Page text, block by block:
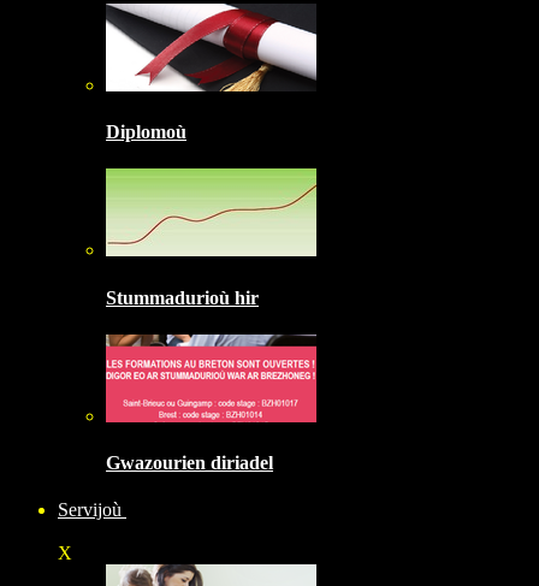
Diplomoù
Stummadurioù hir
Gwazourien diriadel
Servijoù
X